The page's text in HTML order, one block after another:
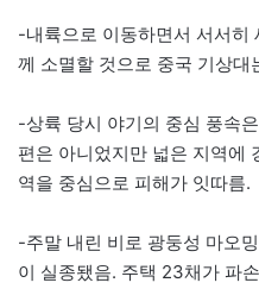
-내륙으로 이동하면서 서서히
께 소멸할 것으로 중국 기상대
-상륙 당시 야기의 중심 풍속
편은 아니었지만 넓은 지역에
역을 중심으로 피해가 잇따름.
-주말 내린 비로 광둥성 마오
이 실종됐음. 주택 23채가 파